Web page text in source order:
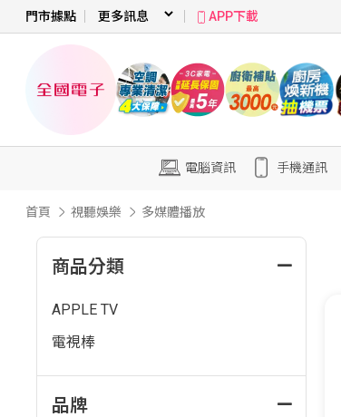
門市據點 APP下載
電腦資訊 手機通訊
首頁 視聽娛樂 多媒體播放
商品分類
APPLE TV
電視棒
品牌